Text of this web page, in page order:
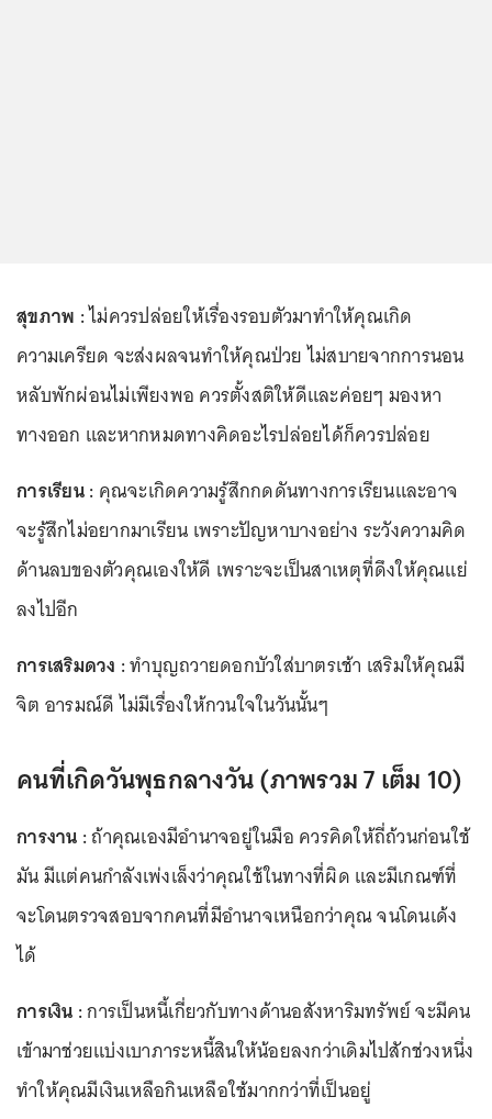
สุขภาพ :ไม่ควรปล่อยให้เรื่องรอบตัวมาทำให้คุณเกิด
ความเครียด จะส่งผลจนทำให้คุณป่วย ไม่สบายจากการนอน
หลับพักผ่อนไม่เพียงพอ ควรตั้งสติให้ดีและค่อยๆ มองหา
ทางออก และหากหมดทางคิดอะไรปล่อยได้ก็ควรปล่อย
การเรียน : คุณจะเกิดความรู้สึกกดดันทางการเรียนและอาจ
จะรู้สึกไม่อยากมาเรียน เพราะปัญหาบางอย่าง ระวังความคิด
ด้านลบของตัวคุณเองให้ดี เพราะจะเป็นสาเหตุที่ดึงให้คุณแย่
ลงไปอีก
การเสริมดวง :ทำบุญถวายดอกบัวใส่บาตรเช้า เสริมให้คุณมี
จิต อารมณ์ดี ไม่มีเรื่องให้กวนใจในวันนั้นๆ
คนที่เกิดวันพุธกลางวัน (ภาพรวม 7 เต็ม 10)
การงาน :ถ้าคุณเองมีอำนาจอยู่ในมือ ควรคิดให้ถี่ถ้วนก่อนใช้
มัน มีแต่คนกำลังเพ่งเล็งว่าคุณใช้ในทางที่ผิด และมีเกณฑ์ที่
จะโดนตรวจสอบจากคนที่มีอำนาจเหนือกว่าคุณ จนโดนเด้ง
ได้
การเงิน :การเป็นหนี้เกี่ยวกับทางด้านอสังหาริมทรัพย์ จะมีคน
เข้ามาช่วยแบ่งเบาภาระหนี้สินให้น้อยลงกว่าเดิมไปสักช่วงหนึ่ง
ทำให้คุณมีเงินเหลือกินเหลือใช้มากกว่าที่เป็นอยู่